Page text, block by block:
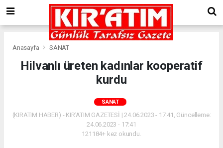
Anasayfa SANAT
Hilvanlı üreten kadınlar kooperatif
kurdu
SANAT
(KIRATIM HABER) - KIR'ATIM GAZETESİ | 24.06.2023 - 17:41, Güncelleme:
24.06.2023 - 17:41
121184+ kez okundu.